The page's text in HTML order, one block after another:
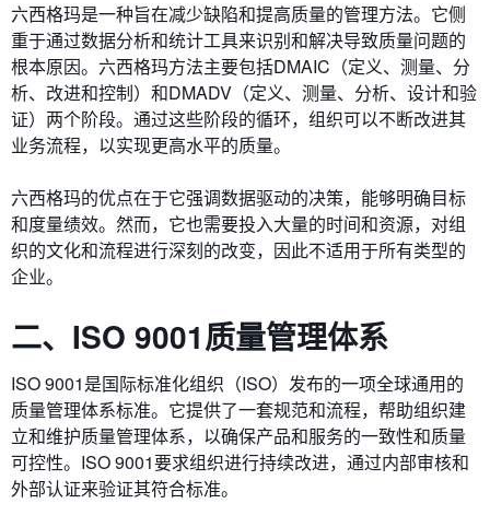
六西格玛是一种旨在减少缺陷和提高质量的管理方法。它侧
重于通过数据分析和统计工具来识别和解决导致质量问题的
根本原因。六西格玛方法主要包括DMAIC（定义、测量、分
析、改进和控制）和DMADV（定义、测量、分析、设计和验
证）两个阶段。通过这些阶段的循环，组织可以不断改进其
业务流程，以实现更高水平的质量。
六西格玛的优点在于它强调数据驱动的决策，能够明确目标
和度量绩效。然而，它也需要投入大量的时间和资源，对组
织的文化和流程进行深刻的改变，因此不适用于所有类型的
企业。
二、ISO 9001质量管理体系
ISO 9001是国际标准化组织（ISO）发布的一项全球通用的
质量管理体系标准。它提供了一套规范和流程，帮助组织建
立和维护质量管理体系，以确保产品和服务的一致性和质量
可控性。ISO 9001要求组织进行持续改进，通过内部审核和
外部认证来验证其符合标准。